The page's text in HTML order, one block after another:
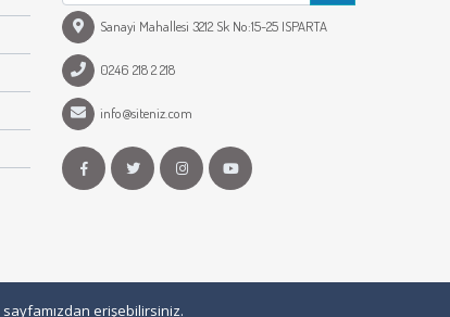
sayfamızdan erişebilirsiniz.
Sanayi Mahallesi 3212 Sk No:15-25 ISPARTA
0246 218 2 218
info@siteniz.com